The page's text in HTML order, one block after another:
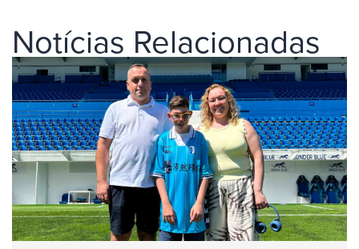
Notícias Relacionadas